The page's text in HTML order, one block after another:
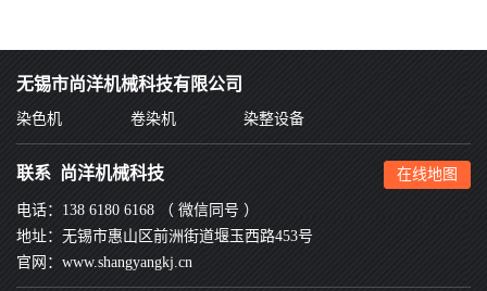
无锡市尚洋机械科技有限公司
染色机 卷染机 染整设备
联系 尚洋机械科技 在线地图
电话：138 6180 6168 （ 微信同号 ）
地址：无锡市惠山区前洲街道堰玉西路453号
官网：www.shangyangkj.cn